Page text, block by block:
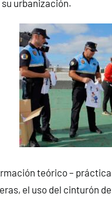
urbanización.
teórico –
el uso del cinturón